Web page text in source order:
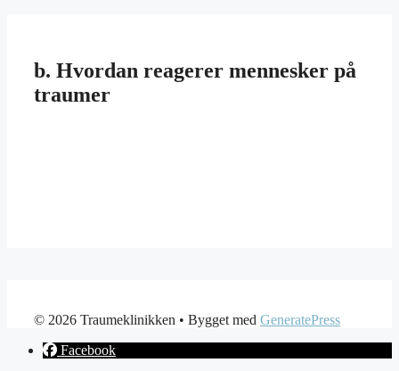
b. Hvordan reagerer mennesker på
traumer
© 2026 Traumeklinikken • Bygget med GeneratePress
Facebook